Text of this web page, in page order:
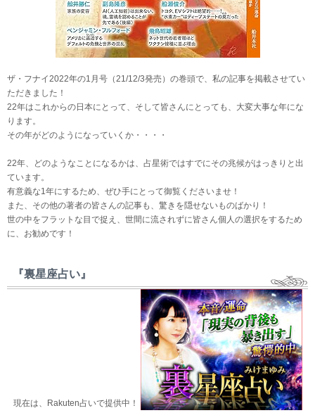
ザ・フナイ2022年の1月号（21/12/3発売）の巻頭で、私の記事を掲載させてい
ただきました！
22年はこれからの日本にとって、そして皆さんにとっても、大変大事な年にな
ります。
その年がどのようになっていくか・・・・
22年、どのようなことになるかは、占星術ではすでにその兆候がはっきりと出
ています。
有意義な1年にするため、ぜひ手にとって御覧くださいませ！
また、その他の著者の皆さんの記事も、驚きを隠せないものばかり！
世の中をフラットな目で捉え、世間に流されずに皆さん個人の選択をするため
に、お勧めです！
『裏星座占い』
現在は、Rakuten占いで提供中！